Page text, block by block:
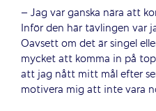
– Jag var ganska nära att
Inför den här tävlingen var
Oavsett om det är singel
mycket att komma in på
att jag nått mitt mål efter
motivera mig att inte vara